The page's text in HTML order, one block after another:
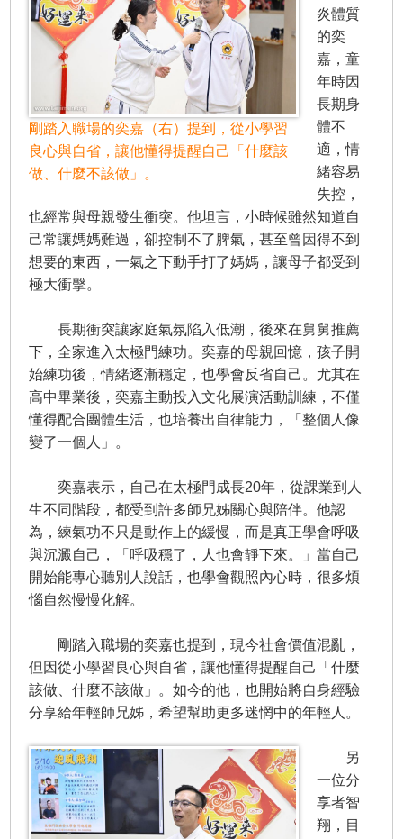
剛踏入職場的奕嘉（右）提到，從小學習
良心與自省，讓他懂得提醒自己「什麼該
做、什麼不該做」。
炎體質
的奕
嘉，童
年時因
長期身
體不
適，情
緒容易
失控，
也經常與母親發生衝突。他坦言，小時候雖然知道自
己常讓媽媽難過，卻控制不了脾氣，甚至曾因得不到
想要的東西，一氣之下動手打了媽媽，讓母子都受到
極大衝擊。
長期衝突讓家庭氣氛陷入低潮，後來在舅舅推薦
下，全家進入太極門練功。奕嘉的母親回憶，孩子開
始練功後，情緒逐漸穩定，也學會反省自己。尤其在
高中畢業後，奕嘉主動投入文化展演活動訓練，不僅
懂得配合團體生活，也培養出自律能力，「整個人像
變了一個人」。
奕嘉表示，自己在太極門成長20年，從課業到人
生不同階段，都受到許多師兄姊關心與陪伴。他認
為，練氣功不只是動作上的緩慢，而是真正學會呼吸
與沉澱自己，「呼吸穩了，人也會靜下來。」當自己
開始能專心聽別人說話，也學會觀照內心時，很多煩
惱自然慢慢化解。
剛踏入職場的奕嘉也提到，現今社會價值混亂，
但因從小學習良心與自省，讓他懂得提醒自己「什麼
該做、什麼不該做」。如今的他，也開始將自身經驗
分享給年輕師兄姊，希望幫助更多迷惘中的年輕人。
另
一位分
享者智
翔，目